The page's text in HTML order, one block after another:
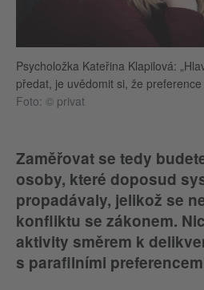
Psycholožka Kateřina Klapilová:
předat, je uvědomit si, že
Foto: © privat
Zaměřovat se tedy
osoby, které doposud
propadávaly, jelikož se
konfliktu se zákonem.
aktivity směrem k
s parafilními